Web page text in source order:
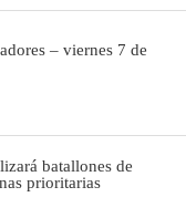
– viernes 7 de
batallones de
prioritarias